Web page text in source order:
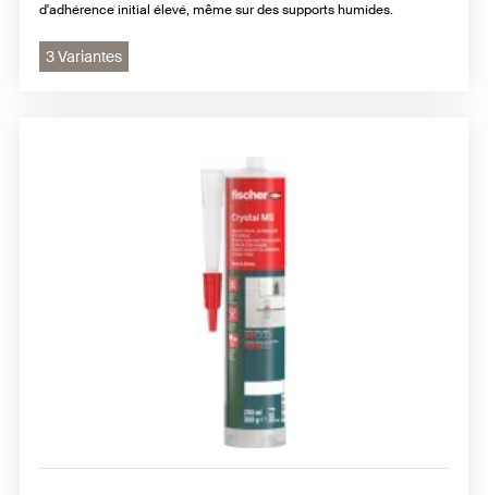
d'adhérence initial élevé, même sur des supports humides.
3 Variantes